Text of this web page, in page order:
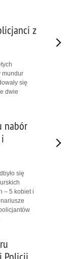
z
mundur
się
dwie
nabór
i
się
– 5 kobiet i